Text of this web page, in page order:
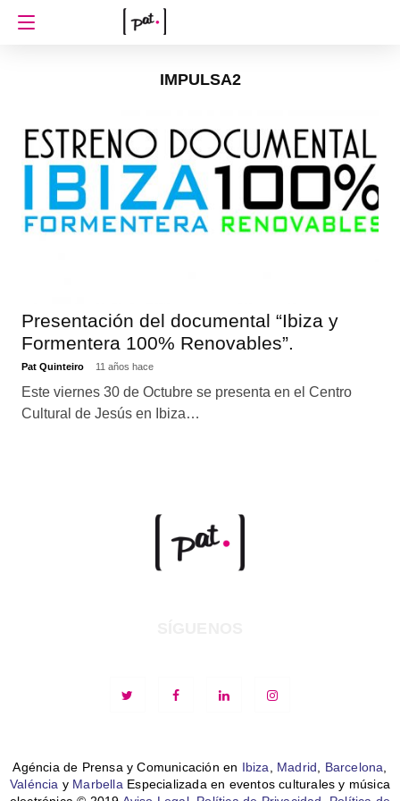
IMPULSA2
Presentación del documental “Ibiza y
Formentera 100% Renovables”.
Pat Quinteiro 11 años hace
Este viernes 30 de Octubre se presenta en el Centro
Cultural de Jesús en Ibiza…
Agéncia de Prensa y Comunicación en Ibiza, Madrid, Barcelona,
Valéncia y MarbellaEspecializada en eventos culturales y música